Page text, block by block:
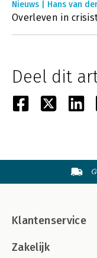
Nieuws | Hans van
Overleven in
Deel dit
Klantenservice
Zakelijk